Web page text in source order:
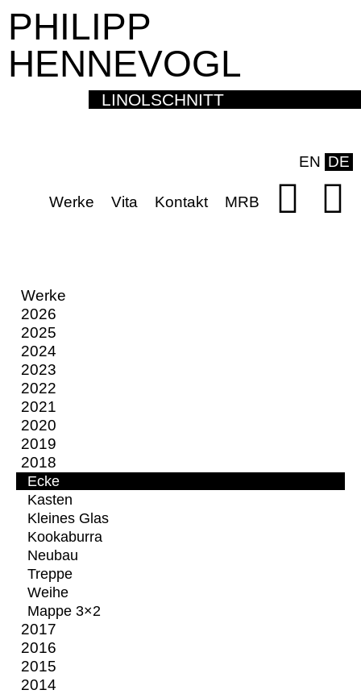
PHILIPP
HENNEVOGL
LINOLSCHNITT
EN DE
Werke Vita Kontakt MRB
Werke
2026
2025
2024
2023
2022
2021
2020
2019
2018
Ecke
Kasten
Kleines Glas
Kookaburra
Neubau
Treppe
Weihe
Mappe 3×2
2017
2016
2015
2014